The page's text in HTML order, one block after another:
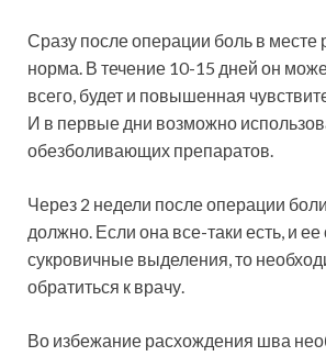
Сразу после операции боль в месте
норма. В течение 10-15 дней он
всего, будет и повышенная
И в первые дни возможно
обезболивающих препаратов.
Через 2 недели после операции
должно. Если она все-таки есть, и
сукровичные выделения, то
обратиться к врачу.
Во избежание расхождения шва